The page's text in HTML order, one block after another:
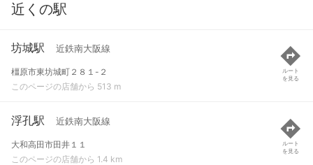
近くの駅
坊城駅 近鉄南大阪線
橿原市東坊城町２８１-２
このページの店舗から 513 m
ルート
を見る
浮孔駅 近鉄南大阪線
大和高田市田井１１
このページの店舗から 1.4 km
ルート
を見る